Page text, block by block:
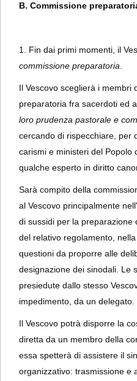
B. Commissione
1. Fin dai primi momenti, il
commissione preparatoria.
Il Vescovo sceglierà i membri
preparatoria fra sacerdoti ed
loro prudenza pastorale e
cercando di rispecchiare, per
carismi e ministeri del Popolo
qualche esperto in diritto
Sarà compito della
al Vescovo principalmente
di sussidi per la preparazione
del relativo regolamento,
questioni da proporre alle
designazione dei sinodali. Le
presiedute dallo stesso
impedimento, da un delegato.
Il Vescovo potrà disporre la
diretta da un membro della
essa spetterà di assistere il
organizzativo: trasmissione e